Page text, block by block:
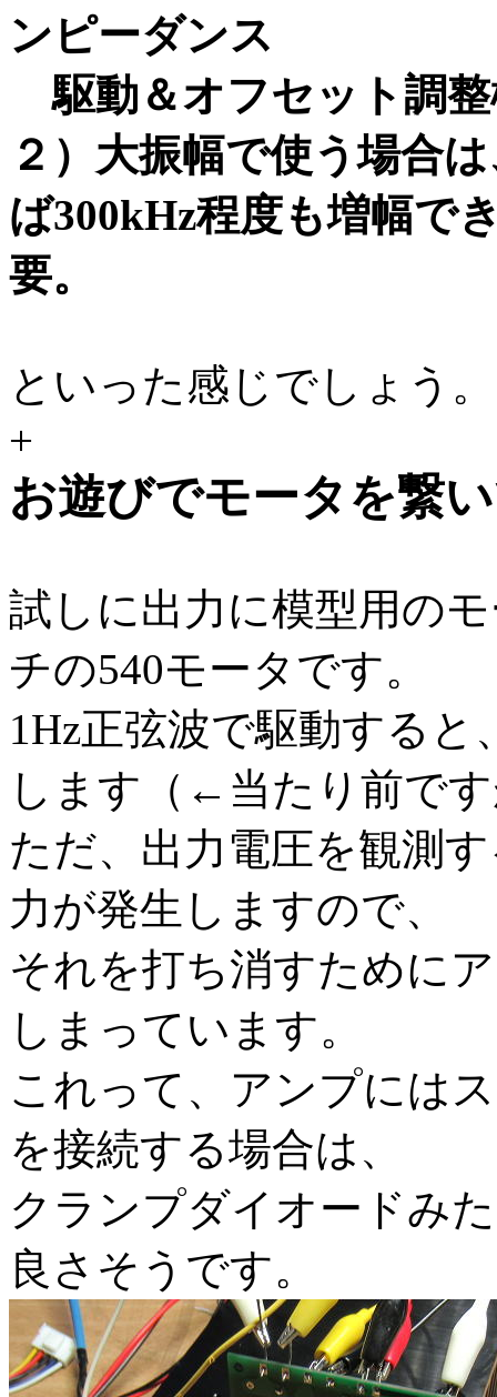
ンピーダンス
駆動＆オフセット調
２）大振幅で使う場合
ば300kHz程度も増幅で
要。
といった感じでしょう。
+
お遊びでモータを繋
試しに出力に模型用の
チの540モータです。
1Hz正弦波で駆動する
します（←当たり前で
ただ、出力電圧を観測
力が発生しますので、
それを打ち消すために
しまっています。
これって、アンプには
を接続する場合は、
クランプダイオードみ
良さそうです。